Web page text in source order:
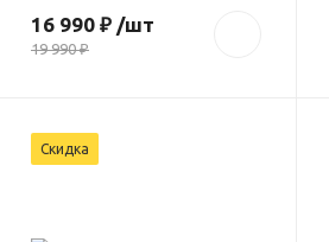
16 990 ₽ /шт
19 990 ₽
Скидка